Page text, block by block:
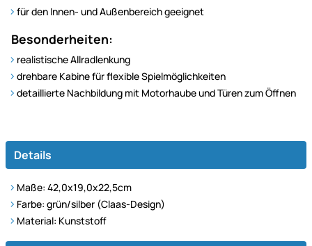
für den Innen- und Außenbereich geeignet
Besonderheiten:
realistische Allradlenkung
drehbare Kabine für flexible Spielmöglichkeiten
detaillierte Nachbildung mit Motorhaube und Türen zum Öffnen
Details
Maße: 42,0x19,0x22,5cm
Farbe: grün/silber (Claas-Design)
Material: Kunststoff